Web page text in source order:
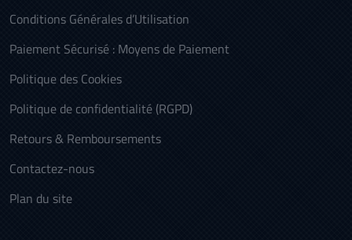
Conditions Générales d’Utilisation
Paiement Sécurisé : Moyens de Paiement
Politique des Cookies
Politique de confidentialité (RGPD)
Retours & Remboursements
Contactez-nous
Plan du site